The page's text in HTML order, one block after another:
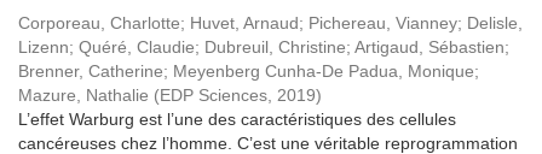
Corporeau, Charlotte; Huvet, Arnaud ; Pichereau, Vianney; Delisle,
Lizenn; Quéré, Claudie; Dubreuil, Christine; Artigaud, Sébastien;
Brenner, Catherine; Meyenberg Cunha-De Padua, Monique;
Mazure, Nathalie (EDP Sciences, 2019)
L’effet Warburg est l’une des caractéristiques des cellules
cancéreuses chez l’homme. C’est une véritable reprogrammation